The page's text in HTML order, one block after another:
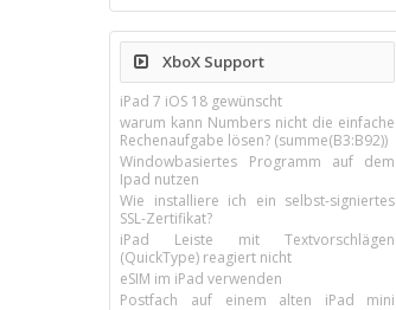
XboX Support
iPad 7 iOS 18 gewünscht
warum kann Numbers nicht die einfache
Rechenaufgabe lösen? (summe(B3:B92))
Windowbasiertes Programm auf dem
Ipad nutzen
Wie installiere ich ein selbst-signiertes
SSL-Zertifikat?
iPad Leiste mit Textvorschlägen
(QuickType) reagiert nicht
eSIM im iPad verwenden
Postfach auf einem alten iPad mini